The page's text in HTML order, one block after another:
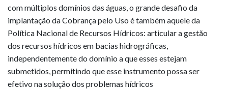
com múltiplos domínios das águas, o grande desafio da
implantação da Cobrança pelo Uso é também aquele da
Política Nacional de Recursos Hídricos: articular a gestão
dos recursos hídricos em bacias hidrográficas,
independentemente do domínio a que esses estejam
submetidos, permitindo que esse instrumento possa ser
efetivo na solução dos problemas hídricos